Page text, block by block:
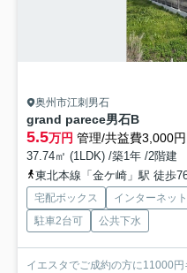
奥州市江刺男石
grand parece男石B
5.5万円 管理/共益費3,000円
37.74㎡ (1LDK) /築1年 /2階建
東北本線「金ケ崎」駅 徒歩
宅配ボックス インターネッ
駐車2台可
公共下水
イエスタでご成約の方に11000